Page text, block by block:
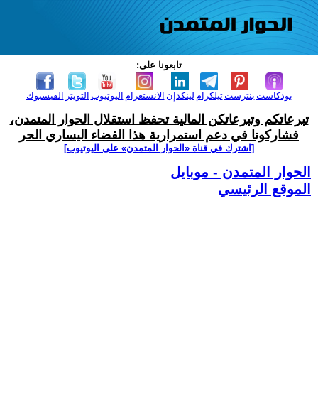
تابعونا على:
الفيسبوك التويتر اليوتيوب الانستغرام لينكدإن تيلكرامبنترست بودكاست
تبرعاتكم وتبرعاتكن المالية تحفظ استقلال الحوار المتمدن،
فشاركونا في دعم استمرارية هذا الفضاء اليساري الحر
[اشترك في قناة ‫«الحوار المتمدن» على اليوتيوب]
الحوار المتمدن - موبايل
الموقع الرئيسي